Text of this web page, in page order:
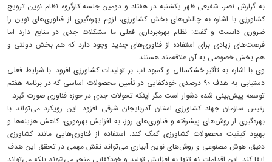
به گزارش نصر، شفیعی ظهر یکشنبه در هفتاد و دومین جلسه کارگروه نظام نوین ترویج
کشاورزی با اشاره به چالش‌های بخش کشاورزی، لزوم بهره‌گیری از فناوری‌های نوین را
ضروری دانست و گفت: نظام بهره‌برداری فعلی ما مشکلات جدی در منابع دارد اما
فرصت‌های زیادی برای استفاده از فناوری‌های جدید وجود دارد که هم بخش دولتی و
هم بخش خصوصی به آن علاقه‌مند هستند.
وی با اشاره به تأثیر خشکسالی و کمبود آب بر تولیدات کشاورزی افزود: با شرایط فعلی
دستیابی به هدف ۹۰ درصدی خودکفایی در تأمین محصولات اساسی که در برنامه هفتم
توسعه پیش‌بینی شده دشوار است مگر اینکه تحولات جدی در حوزه فناوری صورت گیرد.
رئیس سازمان جهاد کشاورزی استان آذربایجان شرقی افزود: این رویکرد می‌تواند با
بهره‌گیری از روش‌های پیشرفته و فناوری‌های روز، به افزایش بهره‌وری، کاهش هزینه‌ها و
بهبود کیفیت محصولات کشاورزی کمک کند. استفاده از فناوری‌هایی مانند کشاورزی
دقیق، هوش مصنوعی و روش‌های نوین آبیاری می‌تواند نقش مهمی در تحقق این هدف
ایفا کند. این اقدامات نه تنها به افزایش تولید و خودکفایی منجر می‌شوند بلکه می‌تواند